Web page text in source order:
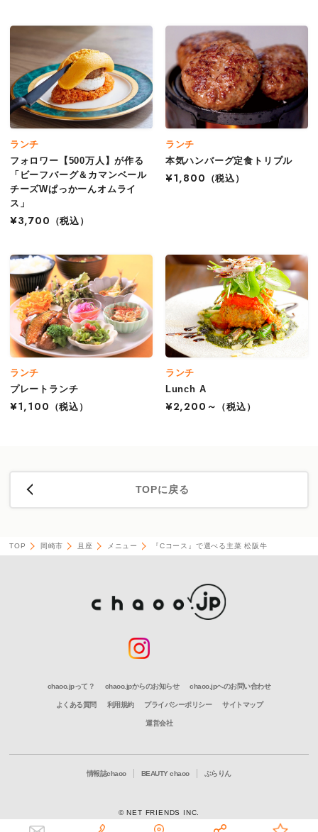
ランチ
フォロワー【500万人】が作る
「ビーフバーグ＆カマンベール
チーズWぱっかーんオムライ
ス」
¥3,700
（税込）
ランチ
本気ハンバーグ定食トリプル
¥1,800
（税込）
ランチ
プレートランチ
¥1,100
（税込）
ランチ
Lunch A
¥2,200～
（税込）
TOPに戻る
TOP 岡崎市 且座 メニュー 『Cコース』で選べる主菜 松阪牛
chaoo.jpって？ chaoo.jpからのお知らせ chaoo.jpへのお問い合わせ
よくある質問 利用規約 プライバシーポリシー サイトマップ
運営会社
情報誌chaoo BEAUTY chaoo ぶらりん
© NET FRIENDS INC.